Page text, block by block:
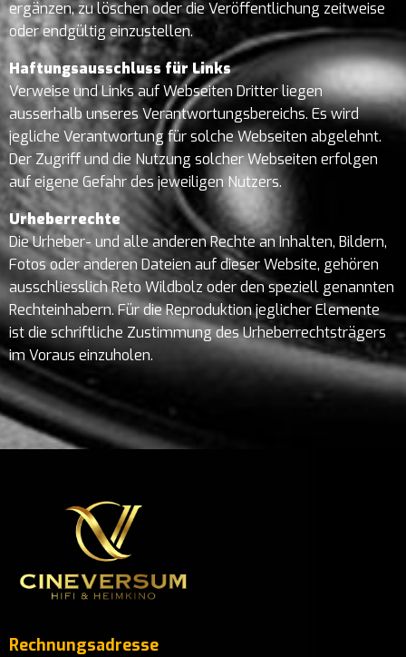
ergänzen, zu löschen oder die Veröffentlichung zeitweise
oder endgültig einzustellen.
Haftungsausschluss für Links
Verweise und Links auf Webseiten Dritter liegen
ausserhalb unseres Verantwortungsbereichs. Es wird
jegliche Verantwortung für solche Webseiten abgelehnt.
Der Zugriff und die Nutzung solcher Webseiten erfolgen
auf eigene Gefahr des jeweiligen Nutzers.
Urheberrechte
Die Urheber- und alle anderen Rechte an Inhalten, Bildern,
Fotos oder anderen Dateien auf dieser Website, gehören
ausschliesslich Reto Wildbolz oder den speziell genannten
Rechteinhabern. Für die Reproduktion jeglicher Elemente
ist die schriftliche Zustimmung des Urheberrechtsträgers
im Voraus einzuholen.
Rechnungsadresse